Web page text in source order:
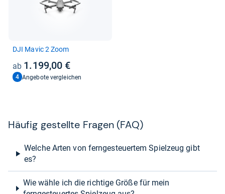
DJI Mavic 2 Zoom
1.199,00 €
4 Angebote vergleichen
Häu­fig gestellte Fra­gen (FAQ)
Welche Arten von ferngesteuertem Spielzeug gibt
es?
Wie wähle ich die richtige Größe für mein